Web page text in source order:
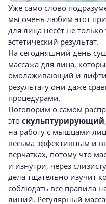
Уже само слово
мы очень любим этот
для лица несёт не
эстетический результат.
На сегодняшний день
массажа для лица,
омолаживающий и
результату они даже
процедурами.
Поговорим о самом
это скульптурирующий
на работу с мышцами
весьма эффективным и
перчатках, потому что
и изнутри, через
дела тщательно изучит
соблюдать все правила
линий. Регулярный